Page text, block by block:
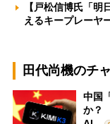
【戸松信博氏「
えるキープレー
田代尚機のチ
中国
か？